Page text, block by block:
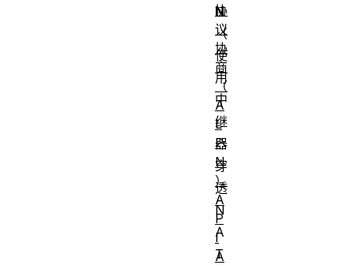
N
（
使
用
中
继
器
穿
透
N
A
T
协
议
协
商
（
A
L
P
N
）
A
P
I
A